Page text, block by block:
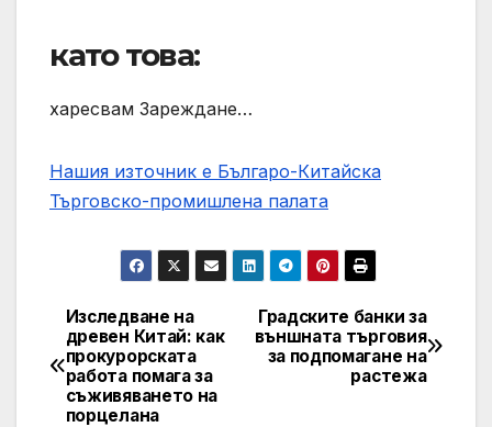
като това:
харесвам Зареждане…
Нашия източник е Българо-Китайска
Търговско-промишлена палaта
Post
navigation
Градските банки за
външната търговия
за подпомагане на
растежа
Изследване на
древен Китай: как
прокурорската
работа помага за
съживяването на
порцелана